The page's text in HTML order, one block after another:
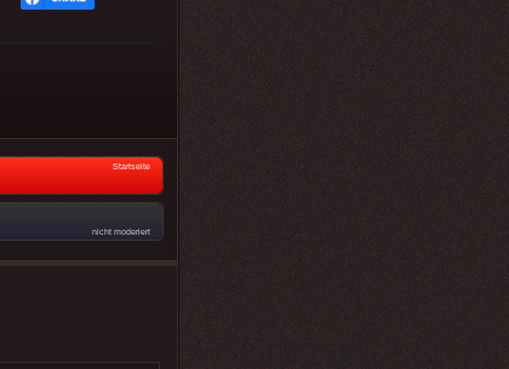
Startseite
nicht moderiert